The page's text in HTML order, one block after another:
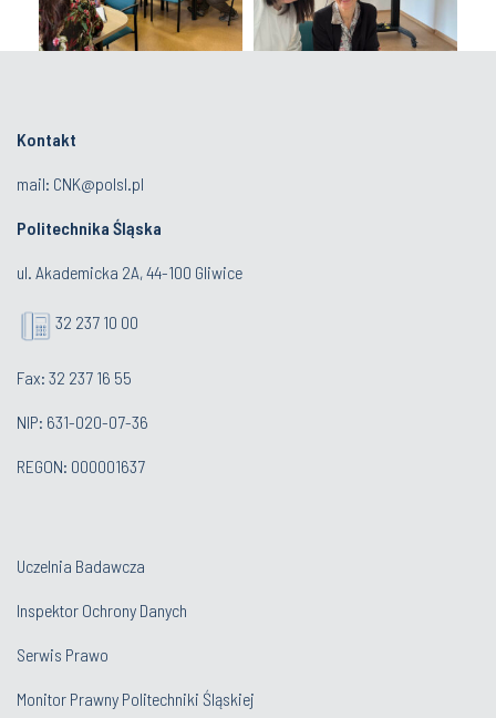
Kontakt
mail: CNK@polsl.pl
Politechnika Śląska
ul. Akademicka 2A, 44-100 Gliwice
32 237 10 00
Fax: 32 237 16 55
NIP: 631-020-07-36
REGON: 000001637
Uczelnia Badawcza
Inspektor Ochrony Danych
Serwis Prawo
Monitor Prawny Politechniki Śląskiej